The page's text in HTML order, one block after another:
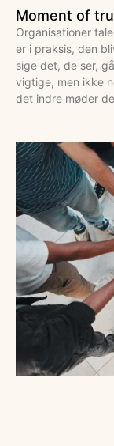
Moment of
Organisationer
er i praksis, den
sige det, de ser,
vigtige, men ikke
det indre møder